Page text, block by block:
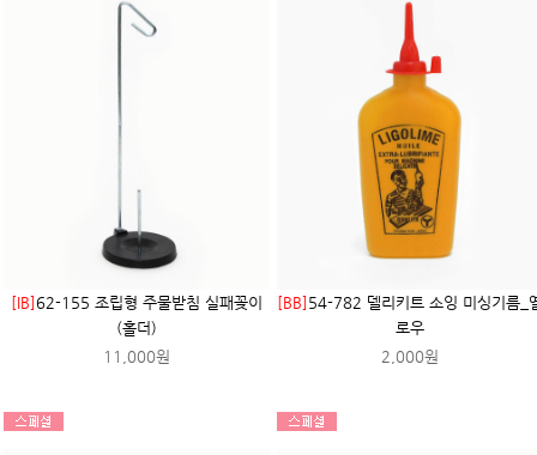
[IB]62-155 조립형 주물받침 실패꽂이
(홀더)
11,000원
[BB] 54-782 델리키트 소잉 미싱기름_
로우
2,000원